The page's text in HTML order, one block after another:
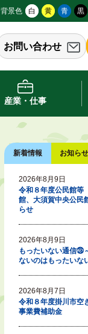
背景色 白 黄 青 黒
お問い合わせ
産業・仕事
新着情報 お知らせ
2026年8月9日
令和８年度公民館等
館、大須賀中央公民
らせ
2026年8月9日
もったいない通信㉘
ないのはもったいな
2026年8月7日
令和８年度掛川市空
事業費補助金